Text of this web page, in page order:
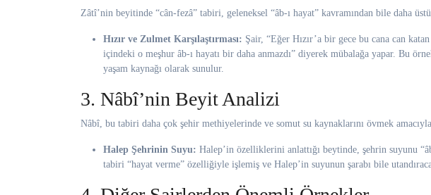
Zâtî’nin beyitinde “cân-fezâ” tabiri, geleneksel “âb-ı hayat” kavramından bile daha
Hızır ve Zulmet Karşılaştırması: Şair, “Eğer Hızır’a bir gece bu cana can
içindeki o meşhur âb-ı hayatı bir daha anmazdı” diyerek mübalağa yapar. Bu
yaşam kaynağı olarak sunulur.
3. Nâbî’nin Beyit Analizi
Nâbî, bu tabiri daha çok şehir methiyelerinde ve somut su kaynaklarını övmek
Halep Şehrinin Suyu: Halep’in özelliklerini anlattığı beytinde, şehrin suyunu
tabiri “hayat verme” özelliğiyle işlemiş ve Halep’in suyunun şarabı bile